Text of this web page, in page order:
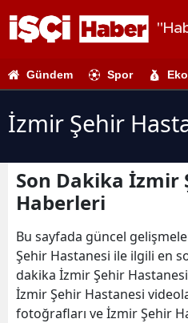
Gündem Spor
İzmir Şehir
Son Dakika İzmir
Haberleri
Bu sayfada güncel
Şehir Hastanesi ile ilgili en
dakika İzmir Şehir
İzmir Şehir Hastanesi
fotoğrafları ve İzmir Şehir